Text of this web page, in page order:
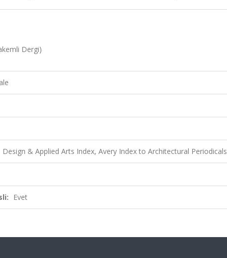
Dergi)
Design & Applied Arts Index, Avery Index to Architectural
Evet